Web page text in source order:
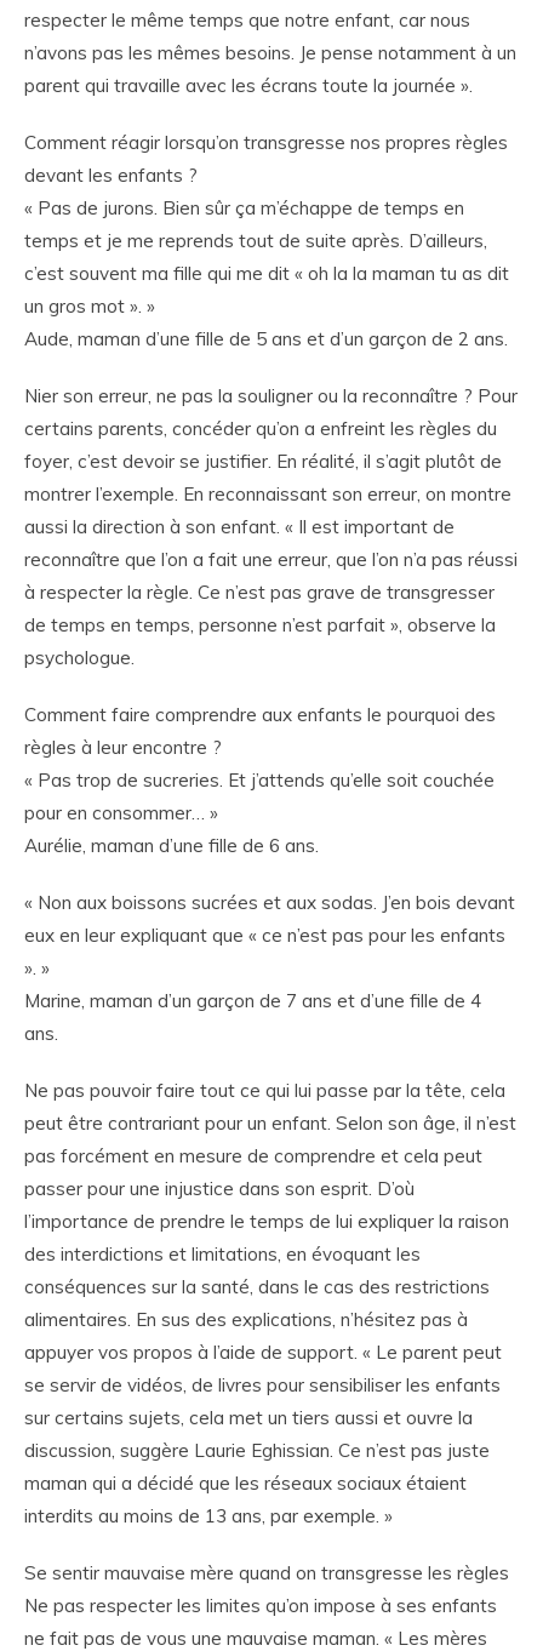
respecter le même temps que notre enfant, car nous
n’avons pas les mêmes besoins. Je pense notamment à un
parent qui travaille avec les écrans toute la journée ».
Comment réagir lorsqu’on transgresse nos propres règles
devant les enfants ?
« Pas de jurons. Bien sûr ça m’échappe de temps en
temps et je me reprends tout de suite après. D’ailleurs,
c’est souvent ma fille qui me dit « oh la la maman tu as dit
un gros mot ». »
Aude, maman d’une fille de 5 ans et d’un garçon de 2 ans.
Nier son erreur, ne pas la souligner ou la reconnaître ? Pour
certains parents, concéder qu’on a enfreint les règles du
foyer, c’est devoir se justifier. En réalité, il s’agit plutôt de
montrer l’exemple. En reconnaissant son erreur, on montre
aussi la direction à son enfant. « Il est important de
reconnaître que l’on a fait une erreur, que l’on n’a pas réussi
à respecter la règle. Ce n’est pas grave de transgresser
de temps en temps, personne n’est parfait », observe la
psychologue.
Comment faire comprendre aux enfants le pourquoi des
règles à leur encontre ?
« Pas trop de sucreries. Et j’attends qu’elle soit couchée
pour en consommer… »
Aurélie, maman d’une fille de 6 ans.
« Non aux boissons sucrées et aux sodas. J’en bois devant
eux en leur expliquant que « ce n’est pas pour les enfants
». »
Marine, maman d’un garçon de 7 ans et d’une fille de 4
ans.
Ne pas pouvoir faire tout ce qui lui passe par la tête, cela
peut être contrariant pour un enfant. Selon son âge, il n’est
pas forcément en mesure de comprendre et cela peut
passer pour une injustice dans son esprit. D’où
l’importance de prendre le temps de lui expliquer la raison
des interdictions et limitations, en évoquant les
conséquences sur la santé, dans le cas des restrictions
alimentaires. En sus des explications, n’hésitez pas à
appuyer vos propos à l’aide de support. « Le parent peut
se servir de vidéos, de livres pour sensibiliser les enfants
sur certains sujets, cela met un tiers aussi et ouvre la
discussion, suggère Laurie Eghissian. Ce n’est pas juste
maman qui a décidé que les réseaux sociaux étaient
interdits au moins de 13 ans, par exemple. »
Se sentir mauvaise mère quand on transgresse les règles
Ne pas respecter les limites qu’on impose à ses enfants
ne fait pas de vous une mauvaise maman. « Les mères